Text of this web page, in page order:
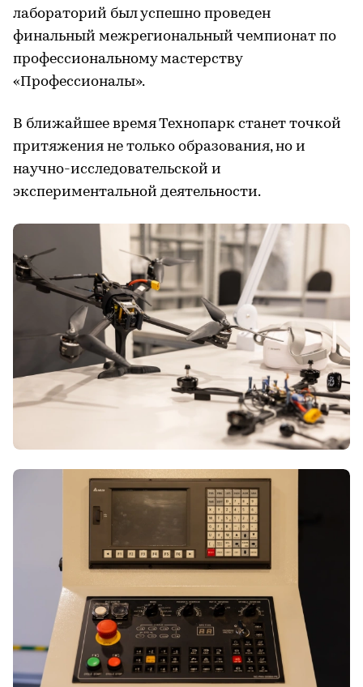
лабораторий был успешно проведен
финальный межрегиональный чемпионат по
профессиональному мастерству
«Профессионалы».
В ближайшее время Технопарк станет точкой
притяжения не только образования, но и
научно-исследовательской и
экспериментальной деятельности.